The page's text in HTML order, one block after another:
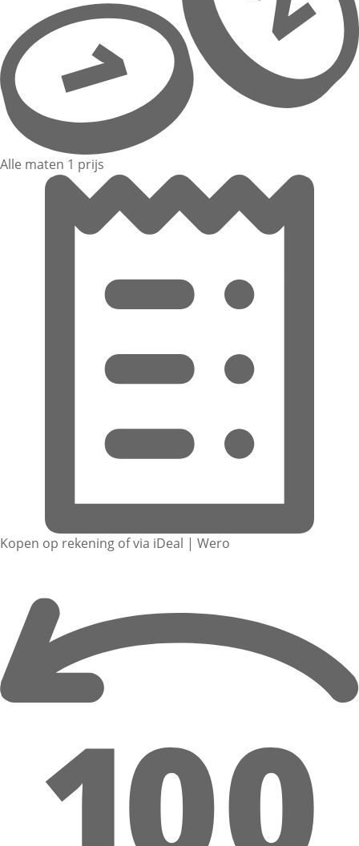
Alle maten 1 prijs
Kopen op rekening of via iDeal | Wero